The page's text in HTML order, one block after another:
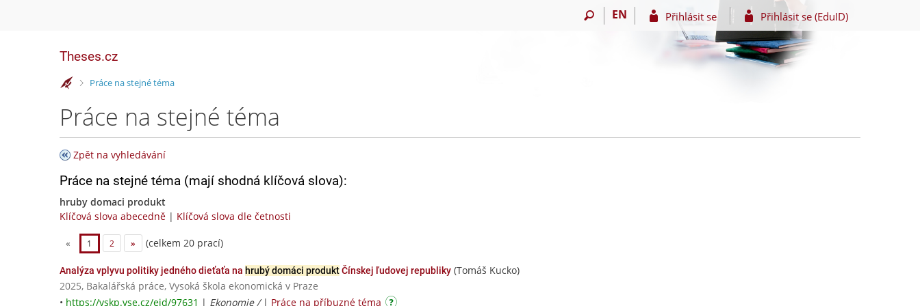
EN Přihlásit se Přihlásit se (EduID)
Theses.cz
>Práce na stejné téma
Práce na stejné téma
Zpět na vyhledávání
Práce na stejné téma (mají shodná klíčová slova):
hruby domaci produkt
Klíčová slova abecedně | Klíčová slova dle četnosti
« 1 2 » (celkem 20 prací)
Analýza vplyvu politiky jedného dieťaťa na hrubý domáci produktČínskej ľudovej republiky (Tomáš Kucko)
2025, Bakalářská práce, Vysoká škola ekonomická v Praze
• https://vskp.vse.cz/eid/97631 | Ekonomie / | Práce na příbuzné téma